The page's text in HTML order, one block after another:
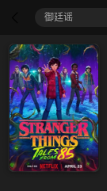
御廷谣‎